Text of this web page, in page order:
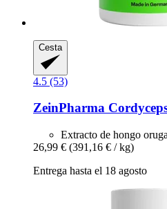
Cesta
4.5 (53)
ZeinPharma
Extracto de hongo
26,99 € (391,16 € / kg)
Entrega hasta el 18 agosto